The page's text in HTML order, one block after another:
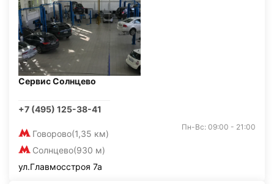
Сервис Солнцево
+7 (495) 125-38-41
Говорово(1,35 км)
Солнцево(930 м)
Пн-Вс: 09:00 - 21:00
ул.Главмосстроя 7а